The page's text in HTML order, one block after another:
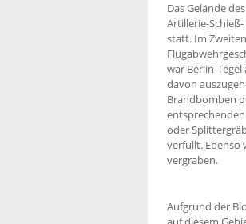
Das Gelände
Artillerie-
statt. Im
war Berlin-
davon
Brandbomben
oder
verfüllt. Ebenso
vergraben.
Aufgrund der